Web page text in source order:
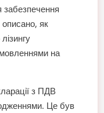
забезпечення
описано, як
на
з ПДВ
Це був